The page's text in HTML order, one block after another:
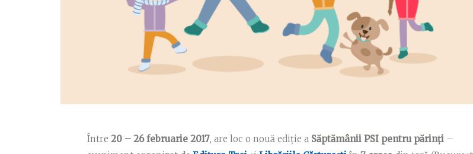
Între 20 – 26 februarie 2017, are loc o nouă ediție a Săptămânii PSI pentru părinți –